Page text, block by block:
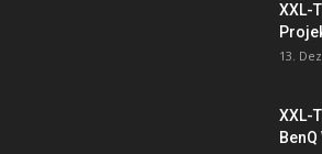
XXL-
13.
XXL-